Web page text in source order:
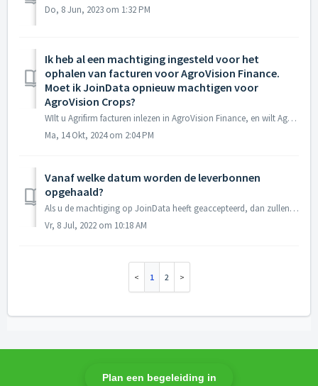
Plan een begeleiding in
Do, 8 Jun, 2023 om 1:32 PM
Ik heb al een machtiging ingesteld voor het
ophalen van facturen voor AgroVision Finance.
Moet ik JoinData opnieuw machtigen voor
AgroVision Crops?
WIlt u Agrifirm facturen inlezen in AgroVision Finance, en wilt Agrifirm leverbonnen inlezen in AgroVision Crops. Dan zult vanuit beide programma's dit ...
Ma, 14 Okt, 2024 om 2:04 PM
Vanaf welke datum worden de leverbonnen
opgehaald?
Als u de machtiging op JoinData heeft geaccepteerd, dan zullen binnen enkele werkdagen de leverbonnen vanaf 1 januari 2022 worden opgehaald. Heeft u dubbele...
Vr, 8 Jul, 2022 om 10:18 AM
1 2
Startpagina Oplossingen